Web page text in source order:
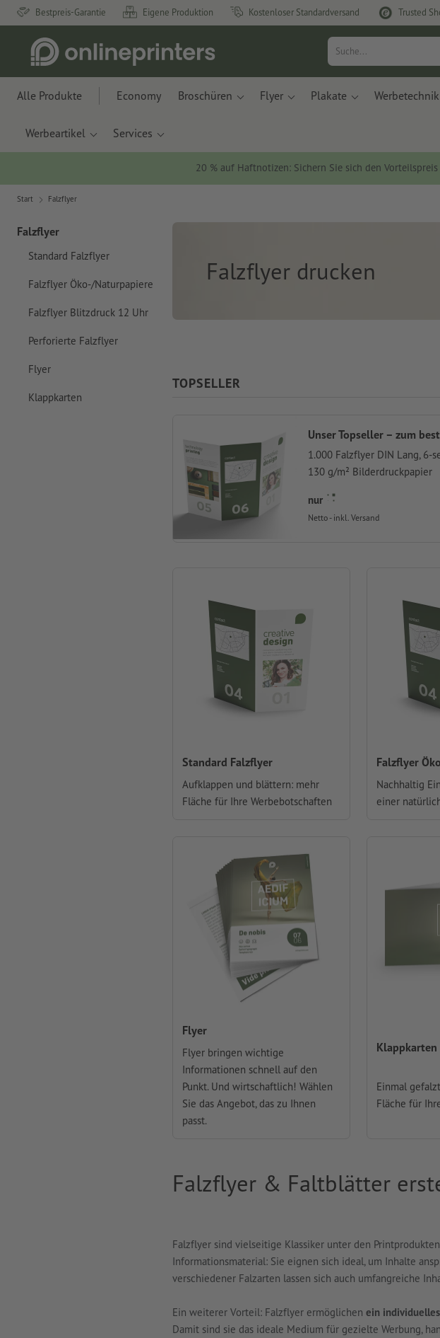
Bestpreis-Garantie Eigene Produktion Kostenloser Standardversand Trusted
Alle Produkte Economy Broschüren Flyer Plakate
Werbeartikel Services
20 % auf Haftnotizen: Sichern Sie sich den Vorteilspreis
Start Falzflyer
Falzflyer
Standard Falzflyer
Falzflyer Öko-/Naturpapiere
Falzflyer Blitzdruck 12 Uhr
Perforierte Falzflyer
Flyer
Klappkarten
Falzflyer drucken
TOPSELLER
Unser Topseller – zum
1.000 Falzflyer DIN Lang, 6-
130 g/m² Bilderdruckpapier
nur
Netto - inkl. Versand
Standard Falzflyer
Aufklappen und blättern: mehr
Fläche für Ihre Werbebotschaften
Falzflyer
Nachhaltig
einer
Flyer
Flyer bringen wichtige
Informationen schnell auf den
Punkt. Und wirtschaftlich! Wählen
Sie das Angebot, das zu Ihnen
passt.
Klappkarten
Einmal
Fläche für
Falzflyer & Faltblätter
Falzflyer sind vielseitige Klassiker unter den
Informationsmaterial: Sie eignen sich ideal, um Inhalte
verschiedener Falzarten lassen sich auch umfangreiche
Ein weiterer Vorteil: Falzflyer ermöglichen ein
Damit sind sie das ideale Medium für gezielte Werbung,